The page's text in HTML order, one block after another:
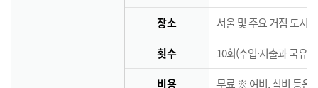
장소 서울 및 주요 거점 도시
횟수 10회(수입·지출과 국유·
비용 무료 ※ 여비, 식비 등은